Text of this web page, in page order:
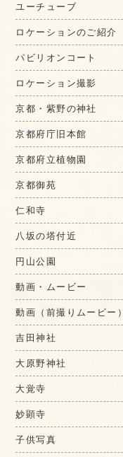
ユーチューブ
ロケーションのご紹介
パビリオンコート
ロケーション撮影
京都・紫野の神社
京都府庁旧本館
京都府立植物園
京都御苑
仁和寺
八坂の塔付近
円山公園
動画・ムービー
動画（前撮りムービー）
吉田神社
大原野神社
大覚寺
妙顕寺
子供写真